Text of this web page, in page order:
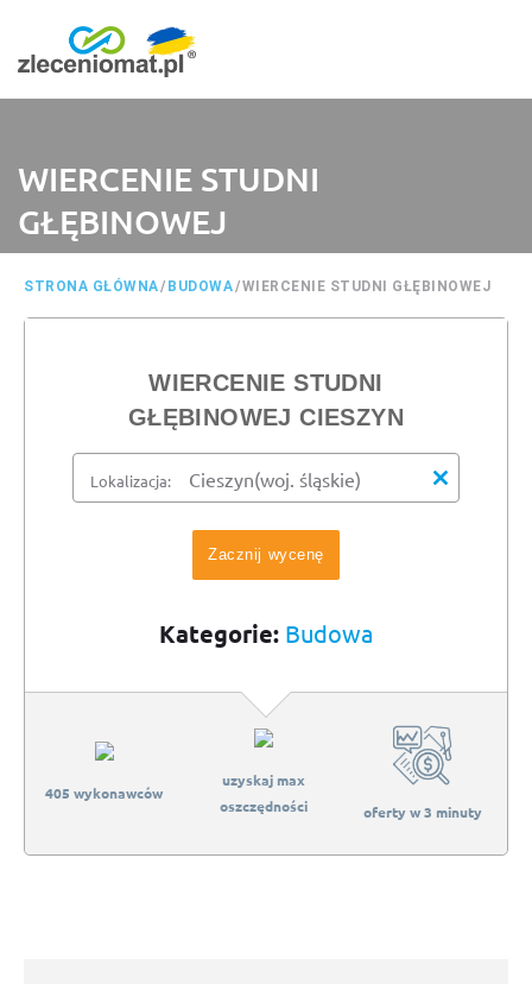
WIERCENIE STUDNI
GŁĘBINOWEJ
STRONA GŁÓWNA/ BUDOWA/WIERCENIE STUDNI GŁĘBINOWEJ
WIERCENIE STUDNI
GŁĘBINOWEJ CIESZYN
Lokalizacja:
Zacznij wycenę
Kategorie: Budowa
405 wykonawców
uzyskaj max
oszczędności
oferty w 3 minuty